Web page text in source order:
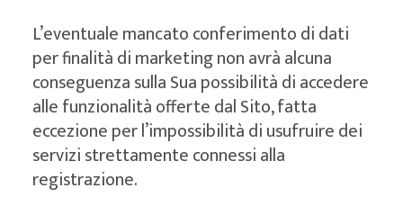
L’eventuale mancato conferimento di dati
per finalità di marketing non avrà alcuna
conseguenza sulla Sua possibilità di accedere
alle funzionalità offerte dal Sito, fatta
eccezione per l’impossibilità di usufruire dei
servizi strettamente connessi alla
registrazione.